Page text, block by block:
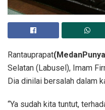
Rantauprapat
Selatan (Labusel), Imam
Dia dinilai bersalah dalam
“Ya sudah kita tuntut,